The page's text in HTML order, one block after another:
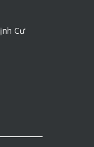
Cư